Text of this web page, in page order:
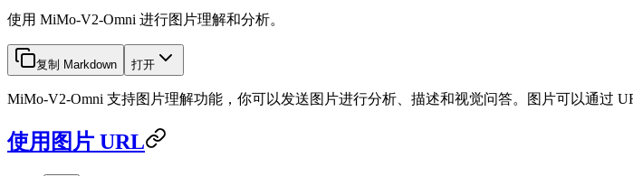
使用 MiMo-V2-Omni 进行图片理解和分析。
复制 Markdown 打开
MiMo-V2-Omni 支持图片理解功能，你可以发送图片进行分析、描述和视觉问答。图片可以通过
使用图片 URL